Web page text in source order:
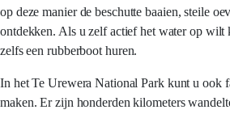
op deze manier de beschutte baaien, steile
ontdekken. Als u zelf actief het water op wilt
zelfs een rubberboot huren.
In het Te Urewera National Park kunt u ook
maken. Er zijn honderden kilometers